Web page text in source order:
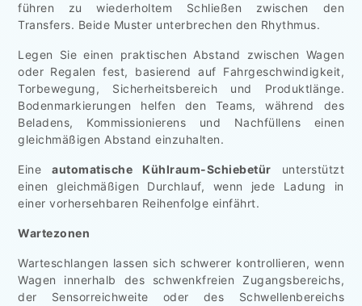
führen zu wiederholtem Schließen zwischen den
Transfers. Beide Muster unterbrechen den Rhythmus.
Legen Sie einen praktischen Abstand zwischen Wagen
oder Regalen fest, basierend auf Fahrgeschwindigkeit,
Torbewegung, Sicherheitsbereich und Produktlänge.
Bodenmarkierungen helfen den Teams, während des
Beladens, Kommissionierens und Nachfüllens einen
gleichmäßigen Abstand einzuhalten.
Eine automatische Kühlraum-Schiebetür unterstützt
einen gleichmäßigen Durchlauf, wenn jede Ladung in
einer vorhersehbaren Reihenfolge einfährt.
Wartezonen
Warteschlangen lassen sich schwerer kontrollieren, wenn
Wagen innerhalb des schwenkfreien Zugangsbereichs,
der Sensorreichweite oder des Schwellenbereichs